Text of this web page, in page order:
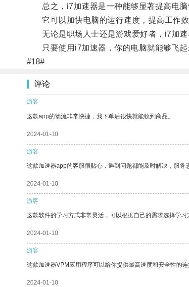
总之，i7加速器是一种能够显著提高电脑
它可以加快电脑的运行速度，提高工作效
无论是职场人士还是游戏爱好者，i7加速
只要使用i7加速器，你的电脑就能够飞起
#18#
评论
游客
这款app的物流非常快捷，我下单后很快就能收到商品。
2024-01-10
游客
这款加速器app的客服很贴心，遇到问题都能及时解决，服务
2024-01-10
游客
这款软件的学习方式非常灵活，可以根据自己的需求选择学习
2024-01-10
游客
这款加速器VPM应用程序可以给你提供最高速度和安全性的连
2024-01-10